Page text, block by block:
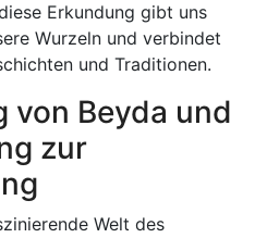
Erkundung gibt uns
Wurzeln und verbindet
und Traditionen.
von Beyda und
zur
Welt des